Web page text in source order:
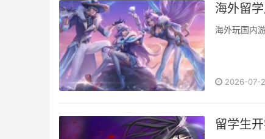
海外留
海外玩国内
2026-07-
留学生